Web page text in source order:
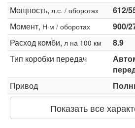
Мощность, л.с. / оборотах
612/
Момент, Н·м / оборотах
900/
Расход комби, л на 100 км
8.9
Тип коробки передач
Привод
Показать все